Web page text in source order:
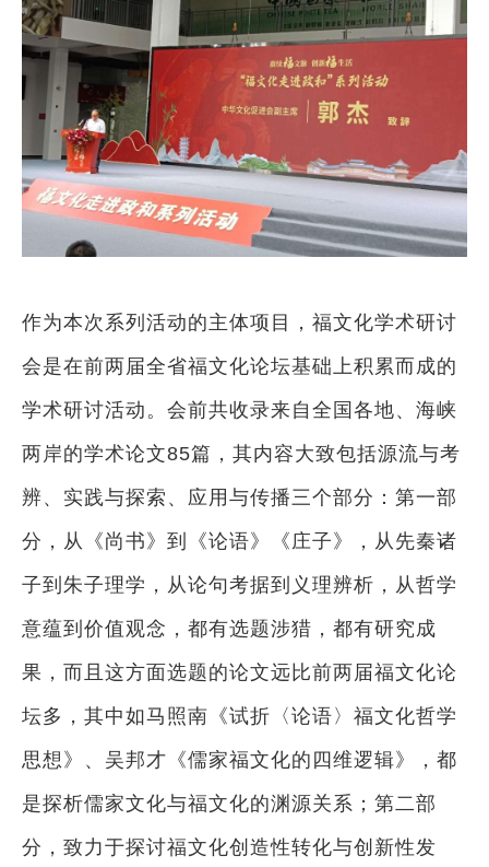
作为本次系列活动的主体项目，福文化学术研讨
会是在前两届全省福文化论坛基础上积累而成的
学术研讨活动。会前共收录来自全国各地、海峡
两岸的学术论文85篇，其内容大致包括源流与考
辨、实践与探索、应用与传播三个部分：第一部
分，从《尚书》到《论语》《庄子》，从先秦诸
子到朱子理学，从论句考据到义理辨析，从哲学
意蕴到价值观念，都有选题涉猎，都有研究成
果，而且这方面选题的论文远比前两届福文化论
坛多，其中如马照南《试折〈论语〉福文化哲学
思想》、吴邦才《儒家福文化的四维逻辑》，都
是探析儒家文化与福文化的渊源关系；第二部
分，致力于探讨福文化创造性转化与创新性发